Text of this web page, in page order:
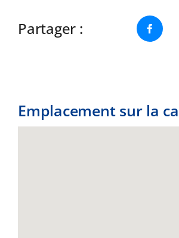
Partager :
Emplacement sur la